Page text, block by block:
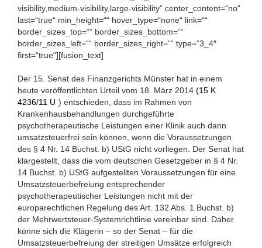
visibility,medium-visibility,large-visibility“ center_content=“no“
last=“true“ min_height=““ hover_type=“none“ link=““
border_sizes_top=““ border_sizes_bottom=““
border_sizes_left=““ border_sizes_right=““ type=“3_4″
first=“true“][fusion_text]
Der 15. Senat des Finanzgerichts Münster hat in einem
heute veröffentlichten Urteil vom 18. März 2014 (15 K
4236/11 U ) entschieden, dass im Rahmen von
Krankenhausbehandlungen durchgeführte
psychotherapeutische Leistungen einer Klinik auch dann
umsatzsteuerfrei sein können, wenn die Voraussetzungen
des § 4 Nr. 14 Buchst. b) UStG nicht vorliegen. Der Senat hat
klargestellt, dass die vom deutschen Gesetzgeber in § 4 Nr.
14 Buchst. b) UStG aufgestellten Voraussetzungen für eine
Umsatzsteuerbefreiung entsprechender
psychotherapeutischer Leistungen nicht mit der
europarechtlichen Regelung des Art. 132 Abs. 1 Buchst. b)
der Mehrwertsteuer-Systemrichtlinie vereinbar sind. Daher
könne sich die Klägerin – so der Senat – für die
Umsatzsteuerbefreiung der streitigen Umsätze erfolgreich